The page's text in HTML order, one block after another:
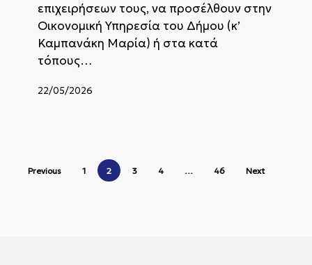
επιχειρήσεων τους, να προσέλθουν στην
Οικονομική Υπηρεσία του Δήμου (κ’
Καμπανάκη Μαρία) ή στα κατά
τόπους…
22/05/2026
Previous 1 2 3 4 … 46 Next